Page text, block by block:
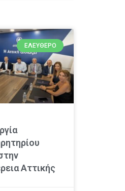
ΕΛΕΎΘΕΡΟ
Αττικής